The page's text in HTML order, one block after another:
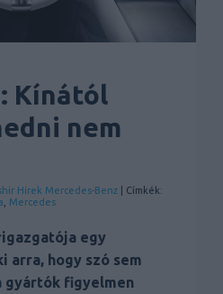
Kínától
nem
Hírek Mercedes-Benz | Címkék:
Mercedes
egy
arra, hogy szó sem
gyártók figyelmen